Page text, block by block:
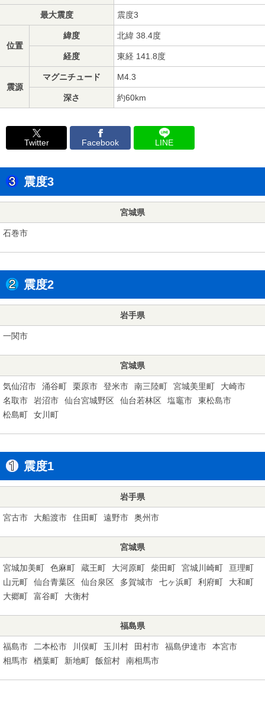
最大震度 震度3
位置
緯度 北緯 38.4度
経度 東経 141.8度
震源
マグニチュード M4.3
深さ 約60km
Twitter Facebook LINE
震度3
宮城県
石巻市
震度2
岩手県
一関市
宮城県
気仙沼市 涌谷町 栗原市 登米市 南三陸町 宮城美里町
大崎市
名取市
岩沼市 仙台宮城野区 仙台若林区 塩竈市
東松島市
松島町
女川町
震度1
岩手県
宮古市 大船渡市 住田町 遠野市 奥州市
宮城県
宮城加美町 色麻町 蔵王町 大河原町 柴田町 宮城川崎町
亘理町
山元町
仙台青葉区 仙台泉区 多賀城市 七ヶ浜町 利府町
大和町
大郷町
富谷町 大衡村
福島県
福島市 二本松市 川俣町 玉川村 田村市 福島伊達市
本宮市
相馬市
楢葉町 新地町 飯舘村 南相馬市